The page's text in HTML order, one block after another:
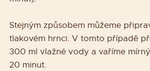
Stejným způsobem můžeme
tlakovém hrnci. V tomto případě
300 ml vlažné vody a vaříme
20 minut.